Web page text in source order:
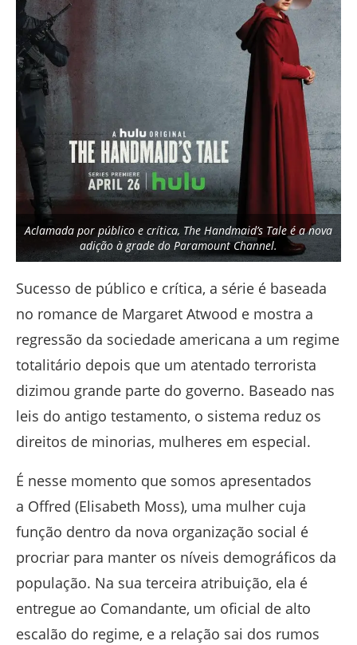
Aclamada por público e crítica, The Handmaid’s Tale é a nova
adição à grade do Paramount Channel.
Sucesso de público e crítica, a série é baseada
no romance de Margaret Atwood e mostra a
regressão da sociedade americana a um regime
totalitário depois que um atentado terrorista
dizimou grande parte do governo. Baseado nas
leis do antigo testamento, o sistema reduz os
direitos de minorias, mulheres em especial.
É nesse momento que somos apresentados
a Offred (Elisabeth Moss), uma mulher cuja
função dentro da nova organização social é
procriar para manter os níveis demográficos da
população. Na sua terceira atribuição, ela é
entregue ao Comandante, um oficial de alto
escalão do regime, e a relação sai dos rumos